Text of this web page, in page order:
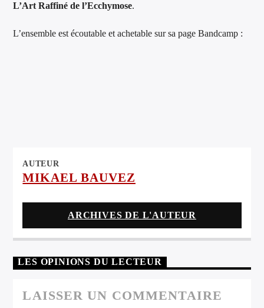
L’Art Raffiné de l’Ecchymose.
L’ensemble est écoutable et achetable sur sa page Bandcamp :
AUTEUR
MIKAEL BAUVEZ
ARCHIVES DE L'AUTEUR
LES OPINIONS DU LECTEUR
LAISSER UN COMMENTAIRE